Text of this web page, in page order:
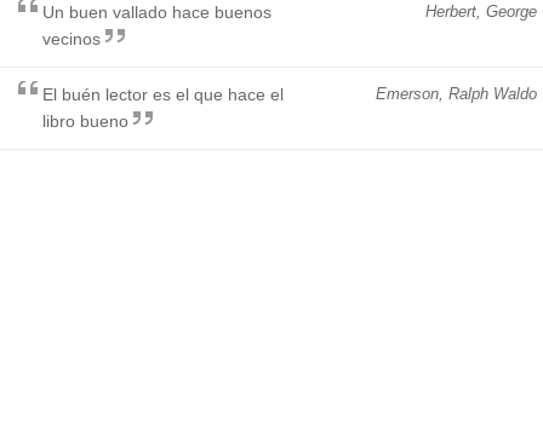
Herbert, George
Un buen vallado hace buenos
vecinos
Emerson, Ralph Waldo
El buén lector es el que hace el
libro bueno